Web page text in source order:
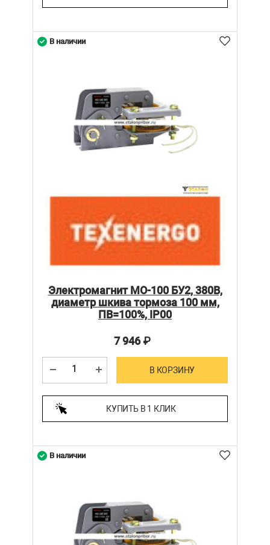
Электромагнит МО-100 БУ2, 380В,
диаметр шкива тормоза 100 мм,
ПВ=100%, IP00
7 946₽
В КОРЗИНУ
КУПИТЬ В 1 КЛИК
В наличии
В наличии